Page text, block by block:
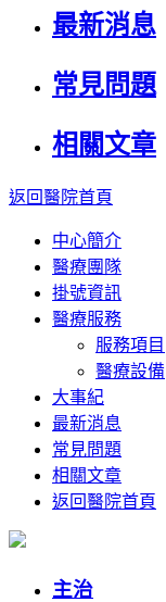
最新消息
常見問題
相關文章
返回醫院首頁
中心簡介
醫療團隊
掛號資訊
醫療服務
服務項目
醫療設備
大事紀
最新消息
常見問題
相關文章
返回醫院首頁
主治